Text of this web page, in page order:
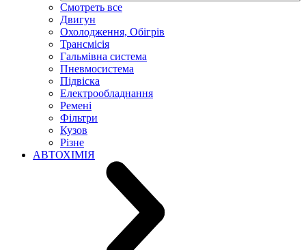
Смотреть все
Двигун
Охолодження, Обігрів
Трансмісія
Гальмівна система
Пневмосистема
Підвіска
Електрообладнання
Ремені
Фільтри
Кузов
Різне
АВТОХІМІЯ